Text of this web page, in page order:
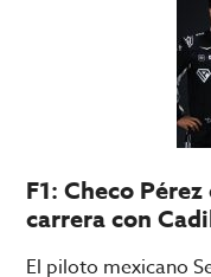
que
a
los
casinos
F1: Checo
carrera con
El piloto mexicano